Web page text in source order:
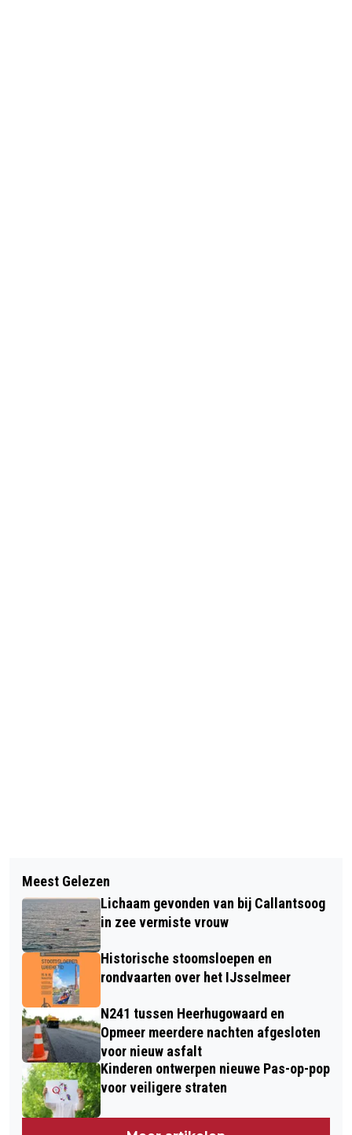
JONGEREN KUNNEN ‘SOLLICITEREN’
OP KRAJICEK SCHOLARSHIP FUNCTIE
IN DE MARE
DE ALLERBESTE CARNAVALSKRAKERS
VOOR 2023 OP EEN RIJTJE
Meest Gelezen
Lichaam gevonden van bij Callantsoog
in zee vermiste vrouw
Historische stoomsloepen en
rondvaarten over het IJsselmeer
N241 tussen Heerhugowaard en
Opmeer meerdere nachten afgesloten
voor nieuw asfalt
Kinderen ontwerpen nieuwe Pas-op-pop
voor veiligere straten